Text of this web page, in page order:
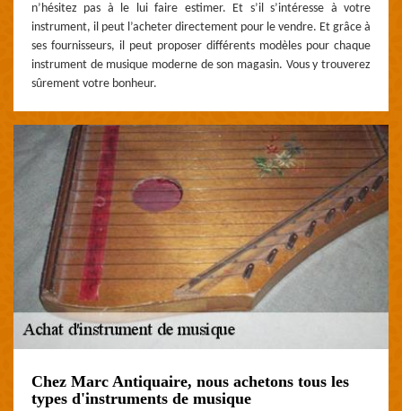
n’hésitez pas à le lui faire estimer. Et s’il s’intéresse à votre
instrument, il peut l’acheter directement pour le vendre. Et grâce à
ses fournisseurs, il peut proposer différents modèles pour chaque
instrument de musique moderne de son magasin. Vous y trouverez
sûrement votre bonheur.
Chez Marc Antiquaire, nous achetons tous les
types d'instruments de musique